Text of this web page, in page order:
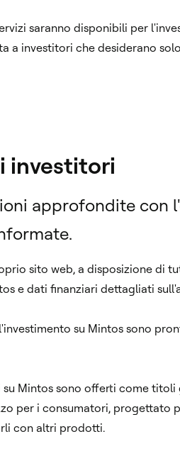
saranno disponibili per
a investitori che desiderano
investitori
approfondite con
sito web, a disposizione di
e dati finanziari dettagliati
su Mintos sono
Mintos sono offerti come
per i consumatori, progettato
con altri prodotti.